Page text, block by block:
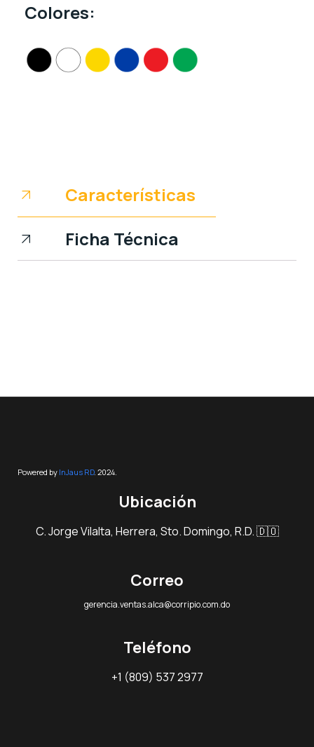
Colores:
Características
Ficha Técnica
Powered by InJaus RD. 2024.
Ubicación
C. Jorge Vilalta, Herrera, Sto. Domingo, R.D. 🇩🇴
Correo
gerencia.ventas.alca@corripio.com.do
Teléfono
+1 (809) 537 2977